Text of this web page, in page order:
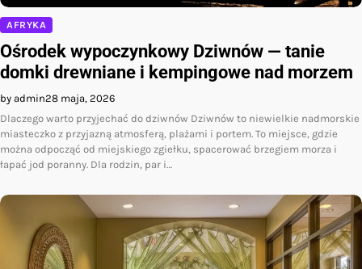
AFRYKA
Ośrodek wypoczynkowy Dziwnów — tanie
domki drewniane i kempingowe nad morzem
by admin28 maja, 2026
Dlaczego warto przyjechać do dziwnów Dziwnów to niewielkie nadmorskie
miasteczko z przyjazną atmosferą, plażami i portem. To miejsce, gdzie
można odpocząć od miejskiego zgiełku, spacerować brzegiem morza i
łapać jod poranny. Dla rodzin, par i…